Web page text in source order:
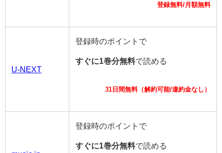
登録無料/月額無料
U-NEXT
登録時のポイントで
すぐに1巻分無料で読める
31日間無料（解約可能/違約金なし）
登録時のポイントで
すぐに1巻分無料で読める